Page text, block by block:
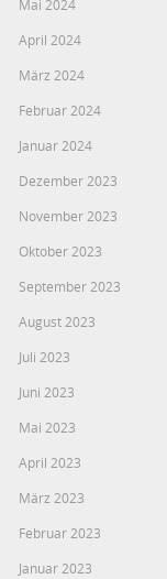
Mai 2024
April 2024
März 2024
Februar 2024
Januar 2024
Dezember 2023
November 2023
Oktober 2023
September 2023
August 2023
Juli 2023
Juni 2023
Mai 2023
April 2023
März 2023
Februar 2023
Januar 2023